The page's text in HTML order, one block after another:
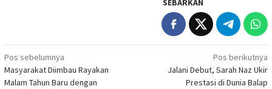
SEBARKAN
Navigasi
pos
Pos sebelumnya
Masyarakat Diimbau Rayakan
Malam Tahun Baru dengan
Pos berikutnya
Jalani Debut, Sarah Naz Ukir
Prestasi di Dunia Balap